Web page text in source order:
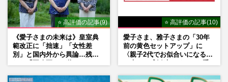
⭐ 高評価の記事(9)
《愛子さまの未来は》皇室典
範改正に「拙速」「女性差
別」と国内外から異論…残さ
⭐ 高評価の記事(10)
愛子さま、雅子さまの「30年
前の黄色セットアップ」に
〈親子2代でお似合いになる〉